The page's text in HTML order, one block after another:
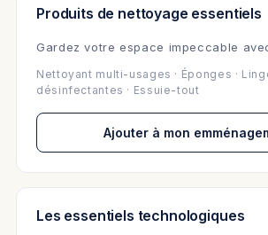
Produits de nettoyage essentiels
Gardez votre espace impeccable
Nettoyant multi-usages · Éponges ·
désinfectantes · Essuie-tout
Ajouter à mon
Les essentiels technologiques